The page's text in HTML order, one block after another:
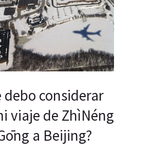
debo considerar
viaje de ZhìNéng
a Beijing?